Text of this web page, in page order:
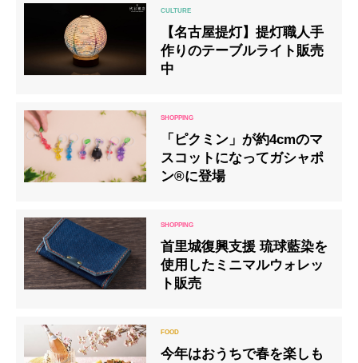
【名古屋提灯】提灯職人手
作りのテーブルライト販売
中
「ピクミン」が約4cmのマ
スコットになってガシャポ
ン®に登場
首里城復興支援 琉球藍染を
使用したミニマルウォレッ
ト販売
今年はおうちで春を楽しも